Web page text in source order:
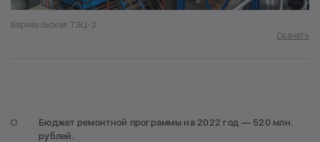
Барнаульская ТЭЦ-2
Скачать
Бюджет ремонтной программы на 2022 год — 520 млн.
рублей.